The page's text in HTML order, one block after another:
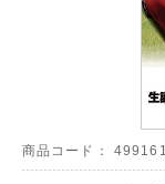
商品コード：